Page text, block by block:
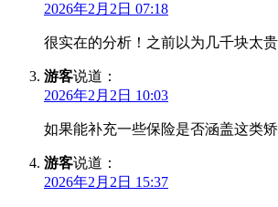
2026年2月2日 07:18
很实在的分析！之前以为几千块太
游客说道：
2026年2月2日 10:03
如果能补充一些保险是否涵盖这类
游客说道：
2026年2月2日 15:37